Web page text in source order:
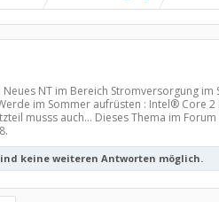
NT im Bereich Stromversorgungim
im Sommer aufrüsten : Intel® Core
musss auch... Dieses Thema im Forum
.
keine weiteren Antworten möglich.